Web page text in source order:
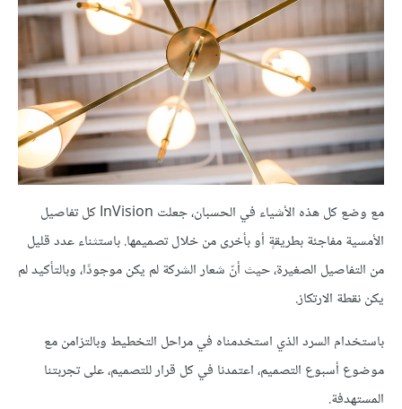
مع وضع كل هذه الأشياء في الحسبان، جعلت InVision كل تفاصيل
الأمسية مفاجئة بطريقةٍ أو بأخرى من خلال تصميمها. باستثناء عدد قليل
من التفاصيل الصغيرة، حيث أنّ شعار الشركة لم يكن موجودًا، وبالتأكيد لم
يكن نقطة الارتكاز.
باستخدام السرد الذي استخدمناه في مراحل التخطيط وبالتزامن مع
موضوع أسبوع التصميم، اعتمدنا في كل قرار للتصميم، على تجربتنا
المستهدفة.